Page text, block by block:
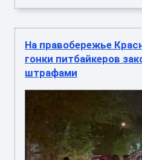
На правобережье
гонки питбайкеров
штрафами